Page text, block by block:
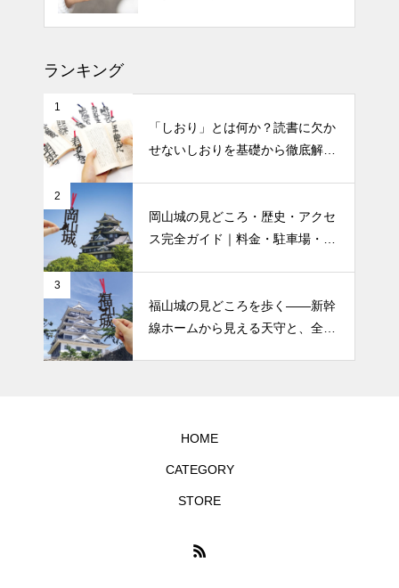
ランキング
1
「しおり」とは何か？読書に欠か
せないしおりを基礎から徹底解
2
岡山城の見どころ・歴史・アクセ
ス完全ガイド｜料金・駐車場・バ
3
福山城の見どころを歩く――新幹
線ホームから見える天守と、全国
HOME
CATEGORY
STORE